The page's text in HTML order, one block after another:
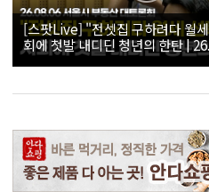
[스팟Live] "전셋집 구하려다 월
회에 첫발 내디딘 청년의 한탄 |
시 부동산 대토론회